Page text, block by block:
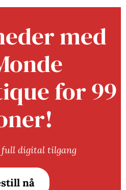
med
for 99
full digital tilgang
nå